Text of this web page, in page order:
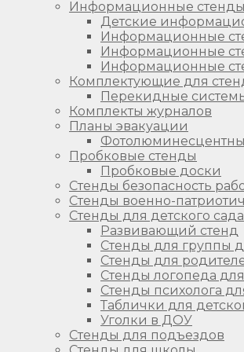
Информационные стенды
Детские
Информационные
Информационные
Информационные
Комплектующие для
Перекидные
Комплекты журналов
Планы эвакуации
Пробковые стенды
Пробковые доски
Стенды безопасность
Стенды военно-
Стенды для детского сада
Развивающий стенд
Стенды для группы
Стенды для
Стенды логопеда
Стенды психолога
Таблички для
Уголки в ДОУ
Стенды для подъездов